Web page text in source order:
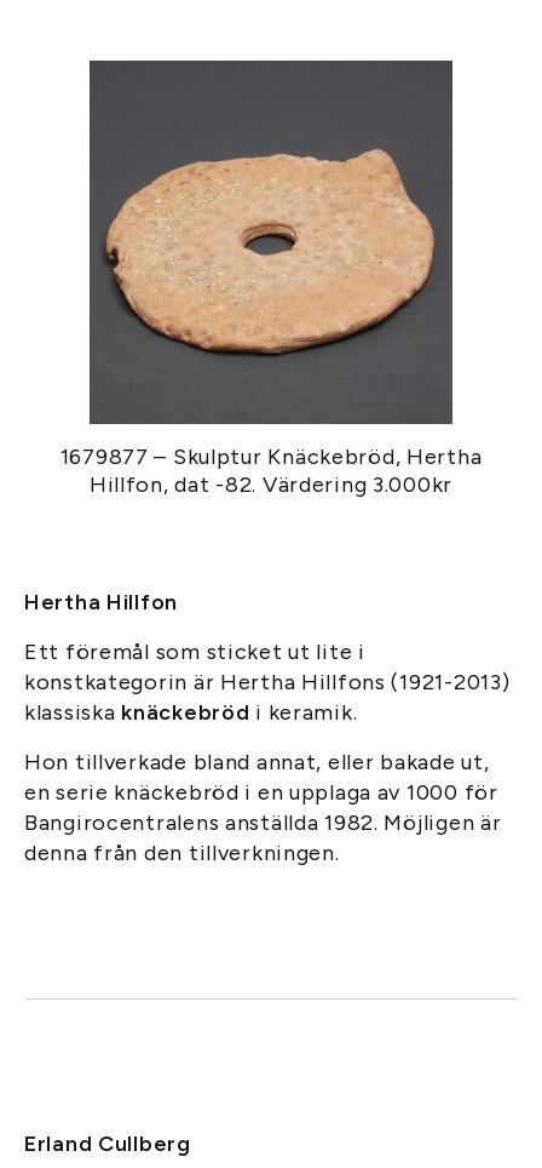
1679877 – Skulptur Knäckebröd, Hertha
Hillfon, dat -82. Värdering 3.000kr
Hertha Hillfon
Ett föremål som sticket ut lite i
konstkategorin är Hertha Hillfons (1921-2013)
klassiska knäckebröd i keramik.
Hon tillverkade bland annat, eller bakade ut,
en serie knäckebröd i en upplaga av 1000 för
Bangirocentralens anställda 1982. Möjligen är
denna från den tillverkningen.
Erland Cullberg